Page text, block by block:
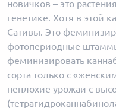
новичков – это
генетике. Хотя в этой
Сативы. Это
фотопериодные
феминизировать
сорта только с
неплохие урожаи с